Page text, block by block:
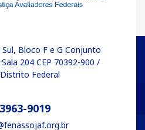
Bloco F e G Conjunto
204 CEP 70392-900 /
Federal
9019